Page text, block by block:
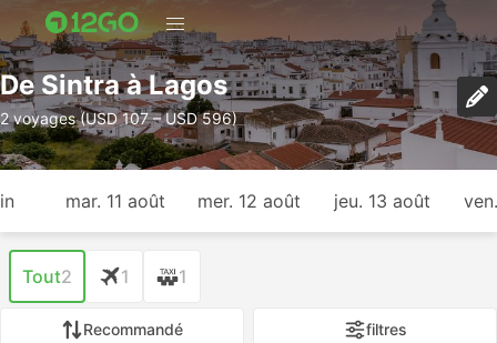
De Sintra à Lagos
2 voyages (USD 107 – USD 596)
mar. 11 août mer. 12 août jeu. 13 août
Tout2 1 1
Recommandé filtres